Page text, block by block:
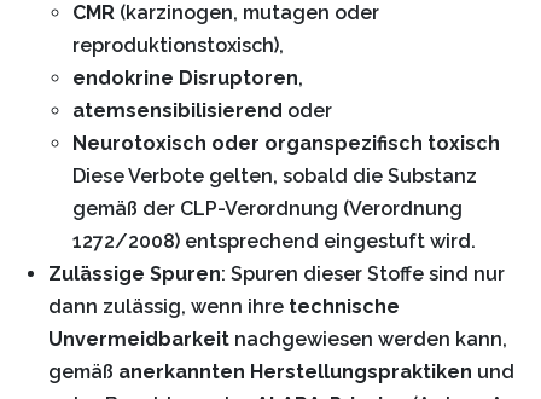
CMR (karzinogen, mutagen oder
reproduktionstoxisch),
endokrine Disruptoren,
atemsensibilisierend oder
Neurotoxisch oder organspezifisch toxisch
Diese Verbote gelten, sobald die Substanz
gemäß der CLP-Verordnung (Verordnung
1272/2008) entsprechend eingestuft wird.
Zulässige Spuren: Spuren dieser Stoffe sind nur
dann zulässig, wenn ihre technische
Unvermeidbarkeit nachgewiesen werden kann,
gemäß anerkannten Herstellungspraktiken und